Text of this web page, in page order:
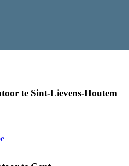
te Sint-Lievens-Houtem